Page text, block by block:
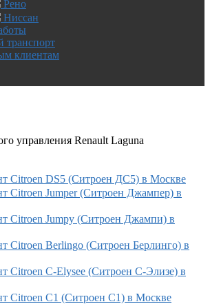
Рено
Ниссан
транспорт
клиентам
управления Renault Laguna
Citroen DS5 (Ситроен ДС5) в Москве
Citroen Jumper (Ситроен Джампер) в
Citroen Jumpy (Ситроен Джампи) в
Citroen Berlingo (Ситроен Берлинго) в
Citroen C-Elysee (Ситроен С-Элизе) в
Citroen C1 (Ситроен С1) в Москве